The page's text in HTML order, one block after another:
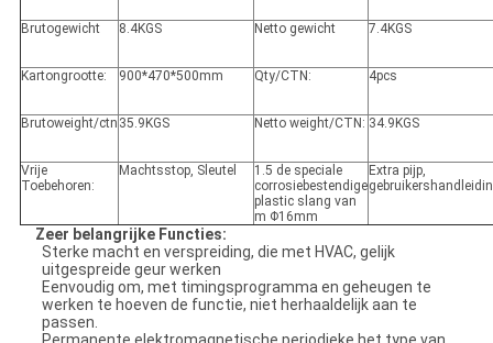
Brutogewicht 8.4KGS Netto gewicht 7.4KGS
Kartongrootte: 900*470*500mm Qty/CTN: 4pcs
Brutoweight/ctn 35.9KGS Netto weight/CTN: 34.9KGS
Vrije
Toebehoren:
Machtsstop, Sleutel
1.5 de speciale
corrosiebestendige
plastic slang van
m Φ16mm
Extra pijp,
Zeer belangrijke Functies:
Sterke macht en verspreiding, die met HVAC, gelijk
uitgespreide geur werken
Eenvoudig om, met timingsprogramma en geheugen te
werken te hoeven de functie, niet herhaaldelijk aan te
passen.